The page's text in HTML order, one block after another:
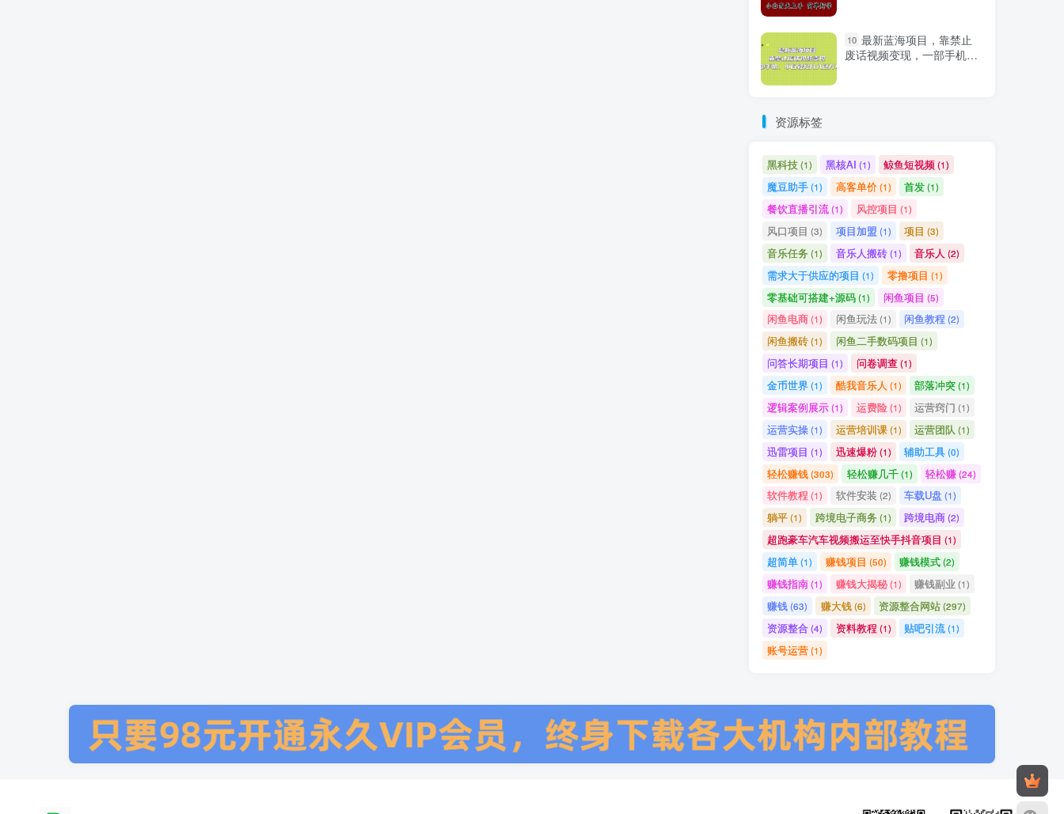
10 最新蓝海项目，靠禁止
废话视频变现，一部手机，
资源标签
黑科技(1) 黑核AI (1) 鲸鱼短视频(1)
魔豆助手(1) 高客单价(1) 首发(1)
餐饮直播引流(1) 风控项目 (1)
风口项目 (3) 项目加盟 (1) 项目 (3)
音乐任务(1) 音乐人搬砖(1) 音乐人 (2)
需求大于供应的项目 (1) 零撸项目 (1)
零基础可搭建+源码(1) 闲鱼项目 (5)
闲鱼电商(1) 闲鱼玩法(1) 闲鱼教程 (2)
闲鱼搬砖(1) 闲鱼二手数码项目 (1)
问答长期项目 (1) 问卷调查(1)
金币世界(1) 酷我音乐人 (1) 部落冲突(1)
逻辑案例展示(1) 运费险(1) 运营窍门 (1)
运营实操(1) 运营培训课(1) 运营团队 (1)
迅雷项目 (1) 迅速爆粉(1) 辅助工具(0)
轻松赚钱(303) 轻松赚几千(1) 轻松赚(24)
软件教程 (1) 软件安装 (2) 车载U盘 (1)
躺平(1) 跨境电子商务(1) 跨境电商(2)
超跑豪车汽车视频搬运至快手抖音项目 (1)
超简单(1) 赚钱项目 (50) 赚钱模式(2)
赚钱指南(1) 赚钱大揭秘(1) 赚钱副业 (1)
赚钱(63) 赚大钱(6) 资源整合网站(297)
资源整合(4) 资料教程 (1) 贴吧引流(1)
账号运营(1)